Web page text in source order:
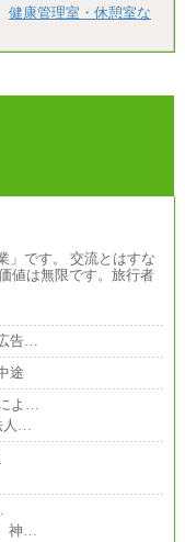
健康管理室・休憩室な
」です。 交流とはすな
値は無限です。旅行者
告…
途
よ…
人…
神…